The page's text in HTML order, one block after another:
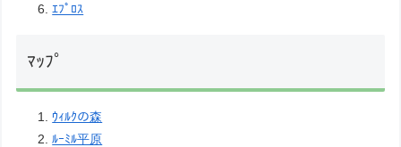
ｴﾌﾟﾛｽ
ﾏｯﾌﾟ
ｳｨﾙｸの森
ﾙｰﾐﾙ平原